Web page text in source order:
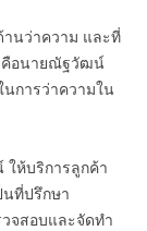
นว่าความ และที่
คือนายณัฐวัฒน์
การว่าความใน
ห้บริการลูกค้า
นที่ปรึกษา
จสอบและจัดทำ